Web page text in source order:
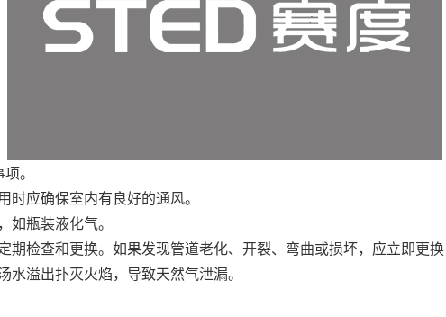
。
时应确保室内有良好的通风。
如瓶装液化气。
期检查和更换。如果发现管道老化、开裂、弯曲或损坏，应立即更换
水溢出扑灭火焰，导致天然气泄漏。